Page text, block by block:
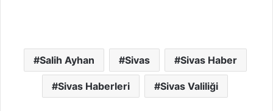
Salih Ayhan Sivas Sivas Haber
Sivas Haberleri Sivas Valiliği